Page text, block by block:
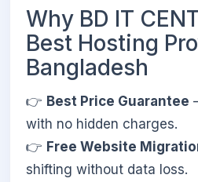
Why BD IT
Best Hosting
Bangladesh
👉 Best Price Guarantee
with no hidden charges.
👉 Free Website
shifting without data loss.